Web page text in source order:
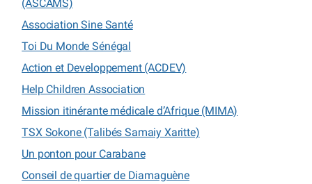
(ASCAMS)
Association Sine Santé
Toi Du Monde Sénégal
Action et Developpement (ACDEV)
Help Children Association
Mission itinérante médicale d’Afrique (MIMA)
TSX Sokone (Talibés Samaiy Xaritte)
Un ponton pour Carabane
Conseil de quartier de Diamaguène